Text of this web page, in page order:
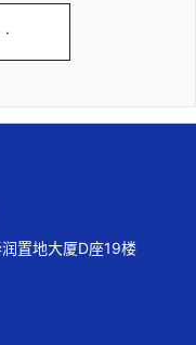
置地大厦D座19楼